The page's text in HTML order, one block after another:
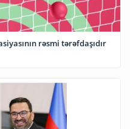
rəsmi tərəfdaşıdır